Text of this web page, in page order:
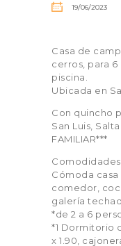
19/06/2023
Casa de
cerros, para
piscina.
Ubicada en
Con quincho
San Luis,
FAMILIAR***
Cómoda
comedor,
galería
*de 2 a 6
*1 Dormitorio
x 1.90,